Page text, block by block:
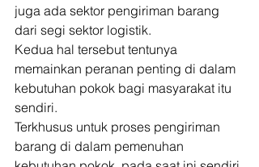
juga ada sektor pengiriman barang
dari segi sektor logistik.
Kedua hal tersebut tentunya
memainkan peranan penting di dalam
kebutuhan pokok bagi masyarakat itu
sendiri.
Terkhusus untuk proses pengiriman
barang di dalam pemenuhan